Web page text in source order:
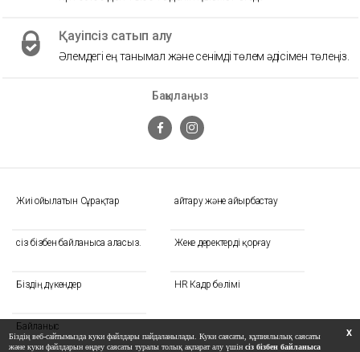
Жиі Қойылатын Сұрақтар Қайтару және айырбастау
сіз бізбен байланыса аласыз. Жеке деректерді қорғау
Біздің дүкендер HR Кадр бөлімі
Байланыс
Бақылаңыз
Қауіпсіз сатып алу
Әлемдегі ең танымал және сенімді төлем әдісімен төлеңіз.
X
Біздің веб-сайтымызда куки файлдары пайдаланылады. Куки саясаты, құпиялылық саясаты
және куки файлдарын өңдеу саясаты туралы толық ақпарат алу үшін сіз бізбен байланыса